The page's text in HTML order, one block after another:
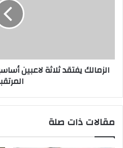
الزمالك يفتقد ثلاثة لاعبين
مقالات ذات صلة